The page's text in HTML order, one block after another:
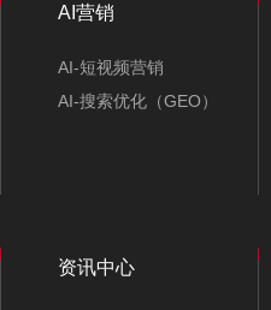
AI营销
AI-短视频营销
AI-搜索优化（GEO）
资讯中心